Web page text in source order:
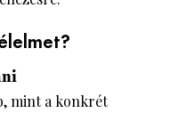
mint a konkrét